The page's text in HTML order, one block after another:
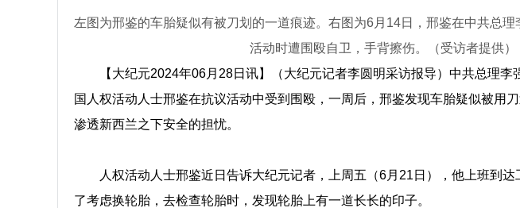
左图为邢鉴的车胎疑似有被刀划的一道痕迹。右图为6月14日，邢鉴在中共总
活动时遭围殴自卫，手背擦伤。（受访者提供）
【大纪元2024年06月28日讯】（大纪元记者李圆明采访报导）中共总理李
国人权活动人士邢鉴在抗议活动中受到围殴，一周后，邢鉴发现车胎疑似被用
渗透新西兰之下安全的担忧。
人权活动人士邢鉴近日告诉大纪元记者，上周五（6月21日），他上班到
了考虑换轮胎，去检查轮胎时，发现轮胎上有一道长长的印子。